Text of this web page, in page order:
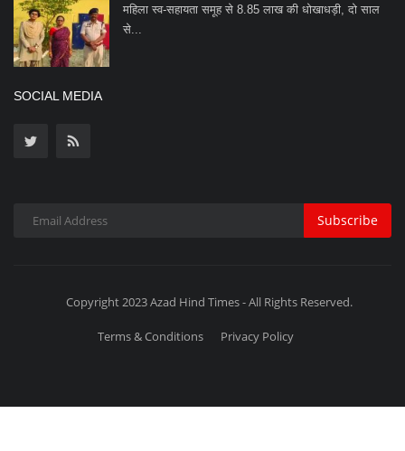
महिला स्व-सहायता समूह से 8.85 लाख की धोखाधड़ी, दो साल
से...
SOCIAL MEDIA
Subscribe
Copyright 2023 Azad Hind Times - All Rights Reserved.
Terms & Conditions Privacy Policy